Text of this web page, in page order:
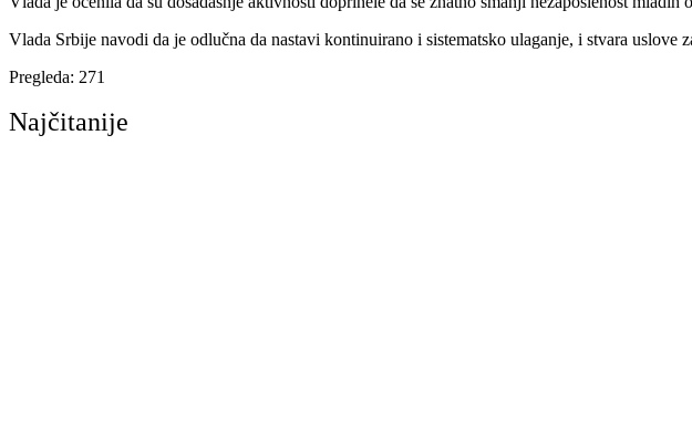
Vlada Srbije navodi da je odlučna da nastavi kontinuirano i sistematsko ulaganje, i stvara uslove
Pregleda: 271
Najčitanije